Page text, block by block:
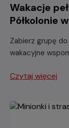
Wakacje
Półkolonie
Zabierz grupę
wakacyjne
Czytaj więcej